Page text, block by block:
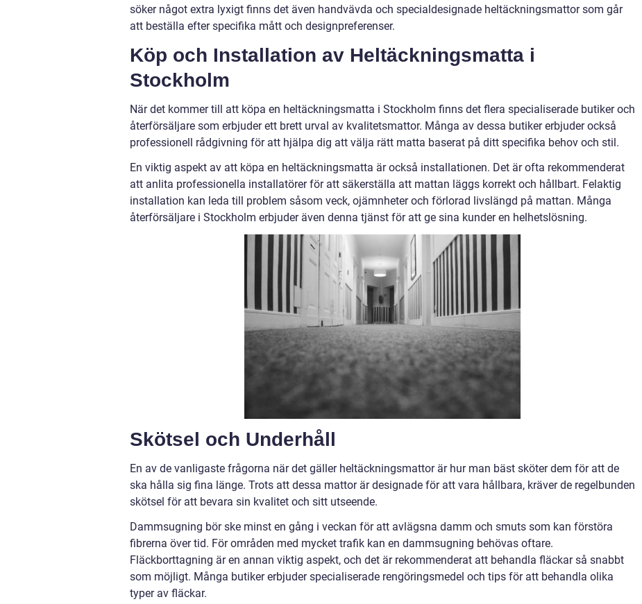
söker något extra lyxigt finns det även handvävda och specialdesignade heltäckningsmattor som går
att beställa efter specifika mått och designpreferenser.
Köp och Installation av Heltäckningsmatta i
Stockholm
När det kommer till att köpa en heltäckningsmatta i Stockholm finns det flera specialiserade butiker och
återförsäljare som erbjuder ett brett urval av kvalitetsmattor. Många av dessa butiker erbjuder också
professionell rådgivning för att hjälpa dig att välja rätt matta baserat på ditt specifika behov och stil.
En viktig aspekt av att köpa en heltäckningsmatta är också installationen. Det är ofta rekommenderat
att anlita professionella installatörer för att säkerställa att mattan läggs korrekt och hållbart. Felaktig
installation kan leda till problem såsom veck, ojämnheter och förlorad livslängd på mattan. Många
återförsäljare i Stockholm erbjuder även denna tjänst för att ge sina kunder en helhetslösning.
Skötsel och Underhåll
En av de vanligaste frågorna när det gäller heltäckningsmattor är hur man bäst sköter dem för att de
ska hålla sig fina länge. Trots att dessa mattor är designade för att vara hållbara, kräver de regelbunden
skötsel för att bevara sin kvalitet och sitt utseende.
Dammsugning bör ske minst en gång i veckan för att avlägsna damm och smuts som kan förstöra
fibrerna över tid. För områden med mycket trafik kan en dammsugning behövas oftare.
Fläckborttagning är en annan viktig aspekt, och det är rekommenderat att behandla fläckar så snabbt
som möjligt. Många butiker erbjuder specialiserade rengöringsmedel och tips för att behandla olika
typer av fläckar.